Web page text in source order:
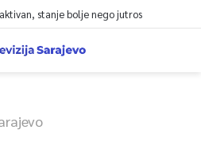
stanje bolje nego jutros